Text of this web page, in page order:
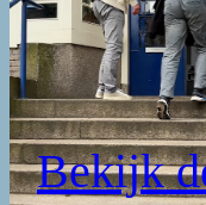
Bekijk